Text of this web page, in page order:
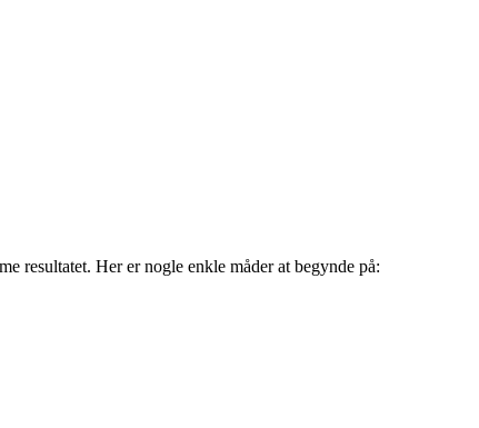
resultatet. Her er nogle enkle måder at begynde på: